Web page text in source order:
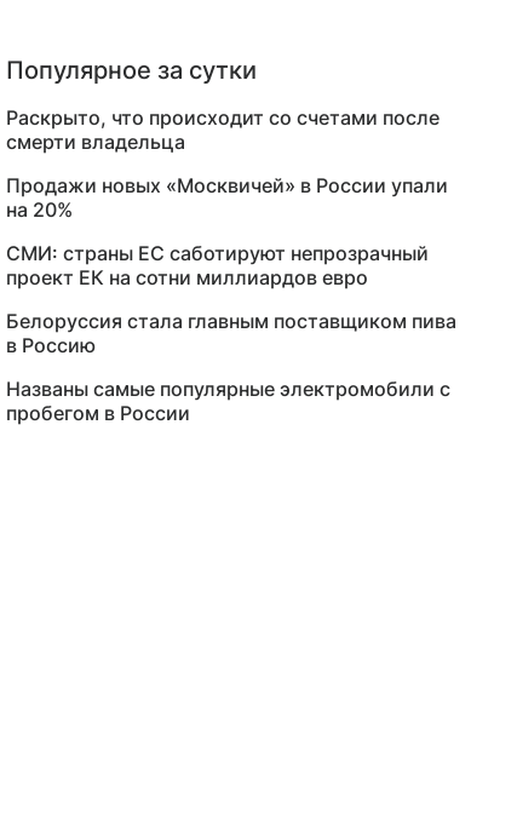
Популярное за сутки
Раскрыто, что происходит со счетами после
смерти владельца
Продажи новых «Москвичей» в России упали
на 20%
СМИ: страны ЕС саботируют непрозрачный
проект ЕК на сотни миллиардов евро
Белоруссия стала главным поставщиком пива
в Россию
Названы самые популярные электромобили с
пробегом в России